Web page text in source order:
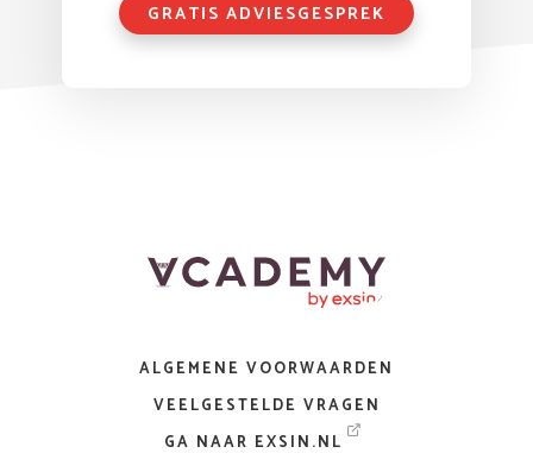
GRATIS ADVIESGESPREK
ALGEMENE VOORWAARDEN
VEELGESTELDE VRAGEN
GA NAAR EXSIN.NL